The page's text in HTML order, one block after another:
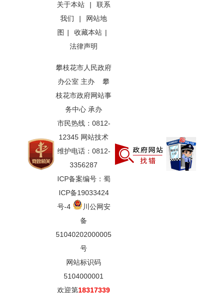
关于本站 |
联系
我们
|
网站地
图 | 收藏本站 |
法律声明
攀枝花市人民政府
办公室 主办 攀
枝花市政府网站事
务中心 承办
市民热线：0812-
12345 网站技术
维护电话：0812-
3356287
ICP备案编号：蜀
ICP备19033424
号-4
川公网安
备
51040202000005
号
网站标识码
5104000001
欢迎第18317339